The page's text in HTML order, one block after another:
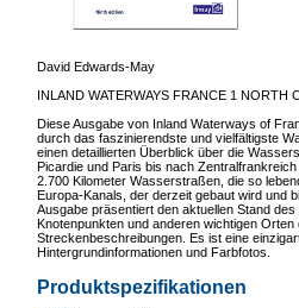
David Edwards-May
INLAND WATERWAYS FRANCE 1 NORTH
Diese Ausgabe von Inland Waterways of
durch das faszinierendste und vielfältigste
einen detaillierten Überblick über die
Picardie und Paris bis nach
2.700 Kilometer Wasserstraßen, die so
Europa-Kanals, der derzeit gebaut wird und
Ausgabe präsentiert den aktuellen Stand
Knotenpunkten und anderen wichtigen
Streckenbeschreibungen. Es ist eine
Hintergrundinformationen und Farbfotos.
Produktspezifikationen